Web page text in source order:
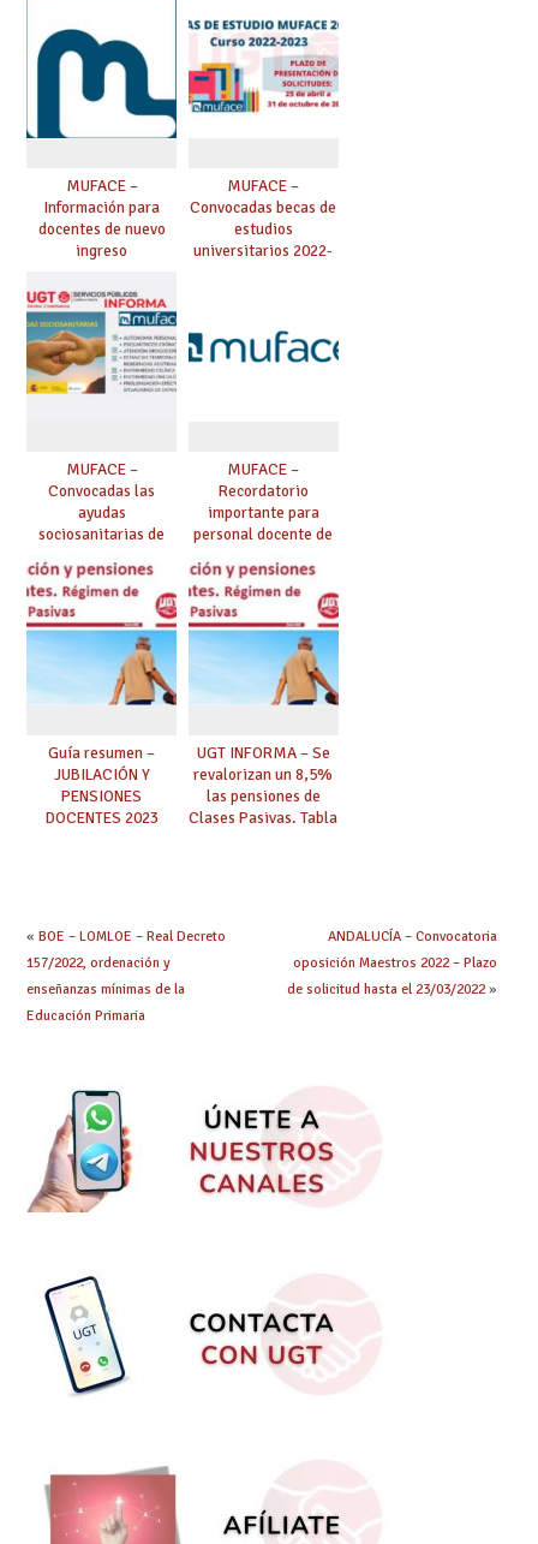
MUFACE –
Información para
docentes de nuevo
ingreso
MUFACE –
Convocadas becas de
estudios
universitarios 2022-
MUFACE –
Convocadas las
ayudas
sociosanitarias de
(enfermos
oncológicos,
celíacos,
psiquiátricos,
personas
drogodependientes,
estancias temporales
asistidas, personas
en situación de
dependencia, ayudas
para facilitar la
MUFACE –
Recordatorio
importante para
personal docente de
de baja que exceda
de 90 días: el
mutualista deja de
cobrar complementos
en nómina y ha de
solicitarse subsidio a
MUFACE.
Guía resumen –
JUBILACIÓN Y
PENSIONES
DOCENTES 2023
UGT INFORMA – Se
revalorizan un 8,5%
las pensiones de
Clases Pasivas. Tabla
« BOE – LOMLOE – Real Decreto
157/2022, ordenación y
enseñanzas mínimas de la
Educación Primaria
ANDALUCÍA – Convocatoria
oposición Maestros 2022 – Plazo
de solicitud hasta el 23/03/2022»